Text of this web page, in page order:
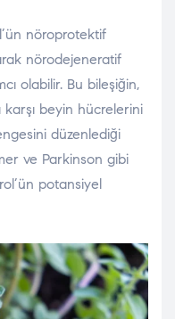
nöroprotektif
nörodejeneratif
olabilir. Bu bileşiğin,
beyin hücrelerini
düzenlediği
ve Parkinson gibi
potansiyel